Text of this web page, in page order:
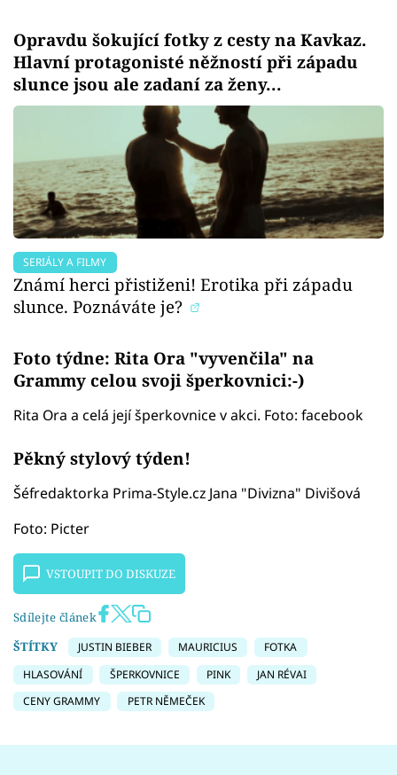
Opravdu šokující fotky z cesty na Kavkaz.
Hlavní protagonisté něžností při západu
slunce jsou ale zadaní za ženy...
SERIÁLY A FILMY
Známí herci přistiženi! Erotika při západu
slunce. Poznáváte je?
Foto týdne: Rita Ora "vyvenčila" na
Grammy celou svoji šperkovnici:-)
Rita Ora a celá její šperkovnice v akci. Foto: facebook
Pěkný stylový týden!
Šéfredaktorka Prima-Style.cz Jana "Divizna" Divišová
Foto: Picter
VSTOUPIT DO DISKUZE
Sdílejte článek
ŠTÍTKY
JUSTIN BIEBER MAURICIUS
FOTKA
HLASOVÁNÍ
ŠPERKOVNICE PINK
JAN RÉVAI
CENY GRAMMY
PETR NĚMEČEK